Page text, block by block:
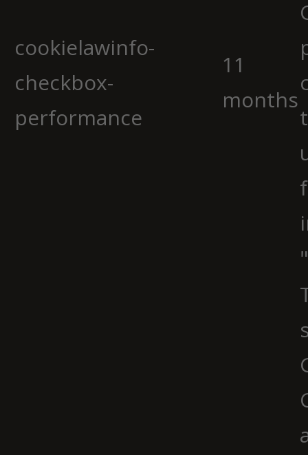
cookielawinfo-
checkbox-
performance
11
months